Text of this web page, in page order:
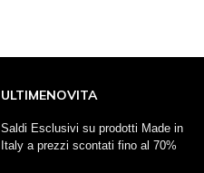
ULTIMENOVITA
Saldi Esclusivi su prodotti Made in
Italy a prezzi scontati fino al 70%